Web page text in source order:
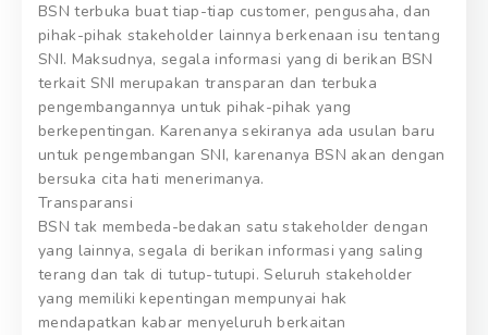
BSN terbuka buat tiap-tiap customer, pengusaha, dan
pihak-pihak stakeholder lainnya berkenaan isu tentang
SNI. Maksudnya, segala informasi yang di berikan BSN
terkait SNI merupakan transparan dan terbuka
pengembangannya untuk pihak-pihak yang
berkepentingan. Karenanya sekiranya ada usulan baru
untuk pengembangan SNI, karenanya BSN akan dengan
bersuka cita hati menerimanya.
Transparansi
BSN tak membeda-bedakan satu stakeholder dengan
yang lainnya, segala di berikan informasi yang saling
terang dan tak di tutup-tutupi. Seluruh stakeholder
yang memiliki kepentingan mempunyai hak
mendapatkan kabar menyeluruh berkaitan